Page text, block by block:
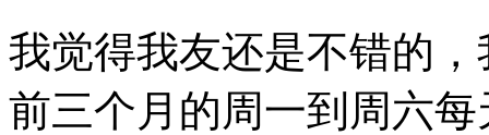
我觉得我友还是不错的
前三个月的周一到周六